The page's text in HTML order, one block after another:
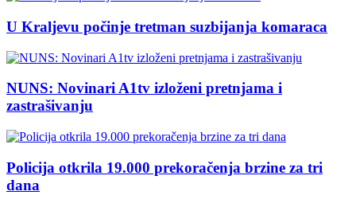
U Kraljevu počinje tretman suzbijanja komaraca
NUNS: Novinari A1tv izloženi pretnjama i
zastrašivanju
Policija otkrila 19.000 prekoračenja brzine za tri
dana